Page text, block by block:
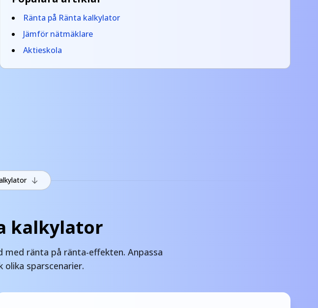
Ränta på Ränta kalkylator
Jämför nätmäklare
Aktieskola
↓
kalkylator
med ränta på ränta-effekten. Anpassa
sparscenarier.